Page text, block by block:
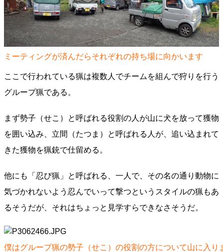
ミーティングが済んだらそれぞれの持ち場に向かいます
ここで行われている猟は複数人でチームを組んで狩りを行う
グループ猟である。
まず勢子（せこ）と呼ばれる役割の人が山に犬を放って獲物
を囲い込み、立間（たつま）と呼ばれる人が、追い込まれて
きた獲物を猟銃で仕留める。
他にも「忍び猟」と呼ばれる、一人で、その名の通り動物に
気づかれないよう忍んでいって撃つというスタイルの猟もあ
るそうだが、それはちょっと見学すらできなさそうだ。
僕はグループ猟の勢子（せこ）の役割の方について山に入り